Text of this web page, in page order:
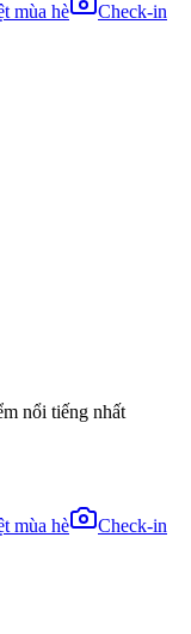
mùa hè
Check-in
nổi tiếng nhất
mùa hè
Check-in